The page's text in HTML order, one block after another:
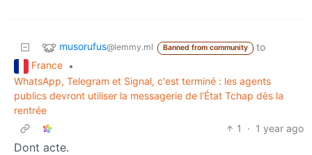
musorufus@lemmy.ml Banned from community
to
France •
WhatsApp, Telegram et Signal, c'est terminé : les agents
publics devront utiliser la messagerie de l'État Tchap dès la
rentrée
1
· 1 year ago
Dont acte.